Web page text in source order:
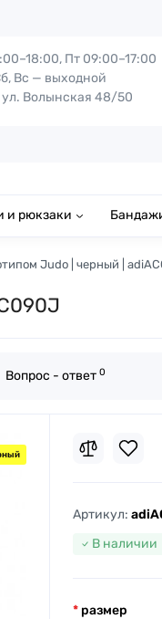
Пт 09:00–17:00
Вс — выходной
ул. Волынская 48/50
и рюкзаки
Judo | черный |
Вопрос - ответ 0
Артикул:
В наличии
размер